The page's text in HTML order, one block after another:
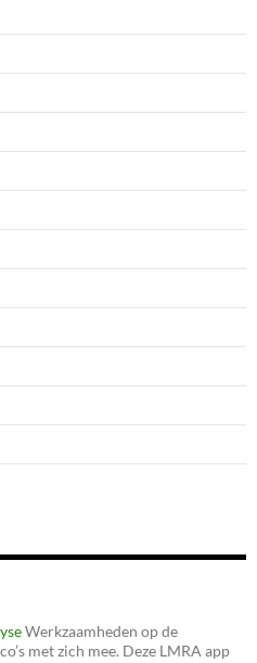
Werkzaamheden op de
met zich mee. Deze LMRA app